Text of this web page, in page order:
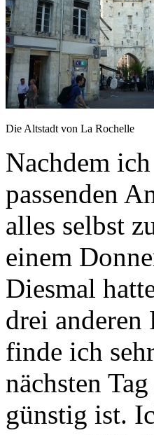
Die Altstadt von La Rochelle
Nachdem
passenden
alles selbst
einem
Diesmal
drei anderen
finde ich
nächsten
günstig ist.